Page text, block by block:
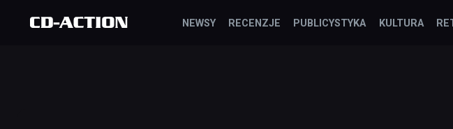
NEWSY RECENZJE PUBLICYSTYKA KULTURA